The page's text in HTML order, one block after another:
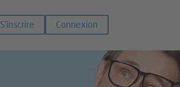
S’inscrire Connexion